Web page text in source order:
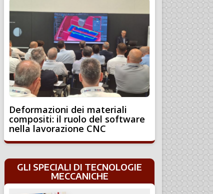
Deformazioni dei materiali
compositi: il ruolo del software
nella lavorazione CNC
GLI SPECIALI DI TECNOLOGIE
MECCANICHE